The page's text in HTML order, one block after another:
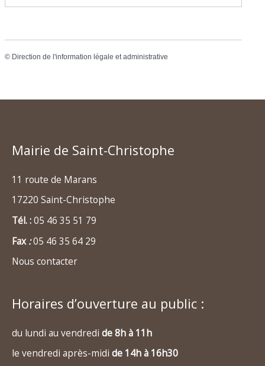
© Direction de l'information légale et administrative
Mairie de Saint-Christophe
11 route de Marans
17220 Saint-Christophe
Tél. :05 46 35 51 79
Fax:05 46 35 64 29
Nous contacter
Horaires d’ouverture au public :
du lundi au vendredi de 8h à 11h
le vendredi après-midi de 14h à 16h30